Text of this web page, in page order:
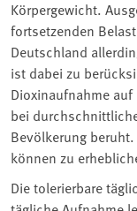
Körpergewicht.
fortsetzenden
Deutschland
ist dabei zu
Dioxinaufnahme
bei
Bevölkerung
können zu
Die tolerierbare